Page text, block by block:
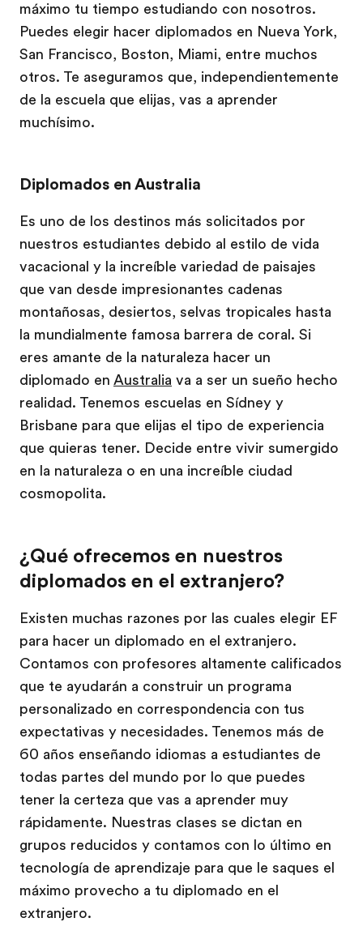
máximo tu tiempo estudiando con nosotros.
Puedes elegir hacer diplomados en Nueva York,
San Francisco, Boston, Miami, entre muchos
otros. Te aseguramos que, independientemente
de la escuela que elijas, vas a aprender
muchísimo.
Diplomados en Australia
Es uno de los destinos más solicitados por
nuestros estudiantes debido al estilo de vida
vacacional y la increíble variedad de paisajes
que van desde impresionantes cadenas
montañosas, desiertos, selvas tropicales hasta
la mundialmente famosa barrera de coral. Si
eres amante de la naturaleza hacer un
diplomado en Australia va a ser un sueño hecho
realidad. Tenemos escuelas en Sídney y
Brisbane para que elijas el tipo de experiencia
que quieras tener. Decide entre vivir sumergido
en la naturaleza o en una increíble ciudad
cosmopolita.
¿Qué ofrecemos en nuestros
diplomados en el extranjero?
Existen muchas razones por las cuales elegir EF
para hacer un diplomado en el extranjero.
Contamos con profesores altamente calificados
que te ayudarán a construir un programa
personalizado en correspondencia con tus
expectativas y necesidades. Tenemos más de
60 años enseñando idiomas a estudiantes de
todas partes del mundo por lo que puedes
tener la certeza que vas a aprender muy
rápidamente. Nuestras clases se dictan en
grupos reducidos y contamos con lo último en
tecnología de aprendizaje para que le saques el
máximo provecho a tu diplomado en el
extranjero.